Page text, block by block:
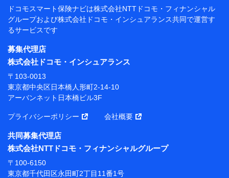
称・住所・代表者名】
当該個人データを取り扱う各共同利用者（詳細は次のと
東京都千代田区永田町2丁目11番1号 山王パークタワー
株式会社NTTドコモ 代表取締役社長 前田 義晃
東京都中央区日本橋人形町2-14-10 アーバンネット日
本橋ビル 3F
長 吉村 忠義
※ 当社および株式会社NTTドコモは、お客さまの情報
を利用させていただくにあたっては、「NTTドコモ パー
ソナルデータ憲章」に定める行動原則を順守します 。
※ パーソナルデータダッシュボードの「第三者提供の
ドコモスマート保険ナビは株式会社NTTドコモ・フィナンシャル
グループおよび株式会社ドコモ・インシュアランス共同で運営す
るサービスです
募集代理店
株式会社ドコモ・インシュアランス
〒103-0013
東京都中央区日本橋人形町2-14-10
アーバンネット日本橋ビル3F
プライバシーポリシー 会社概要
共同募集代理店
株式会社NTTドコモ・フィナンシャルグループ
〒100-6150
東京都千代田区永田町2丁目11番1号